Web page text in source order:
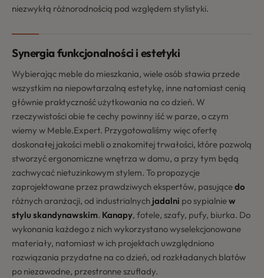
niezwykłą różnorodnością pod względem stylistyki.
Synergia funkcjonalności i estetyki
Wybierając meble do mieszkania, wiele osób stawia przede
wszystkim na niepowtarzalną estetykę, inne natomiast cenią
głównie praktyczność użytkowania na co dzień. W
rzeczywistości obie te cechy powinny iść w parze, o czym
wiemy w Meble.Expert. Przygotowaliśmy więc ofertę
doskonałej jakości mebli o znakomitej trwałości, które pozwolą
stworzyć ergonomiczne wnętrza w domu, a przy tym będą
zachwycać nietuzinkowym stylem. To propozycje
zaprojektowane przez prawdziwych ekspertów, pasującedo
różnych aranżacji, od industrialnych jadalni po sypialniew
stylu skandynawskim. Kanapy, fotele, szafy, pufy, biurka. Do
wykonania każdego z nich wykorzystano wyselekcjonowane
materiały, natomiast w ich projektach uwzględniono
rozwiązania przydatne na co dzień, od rozkładanych blatów
po niezawodne, przestronne szuflady.
4.8
Na podstawie 177opinii z całego okresu